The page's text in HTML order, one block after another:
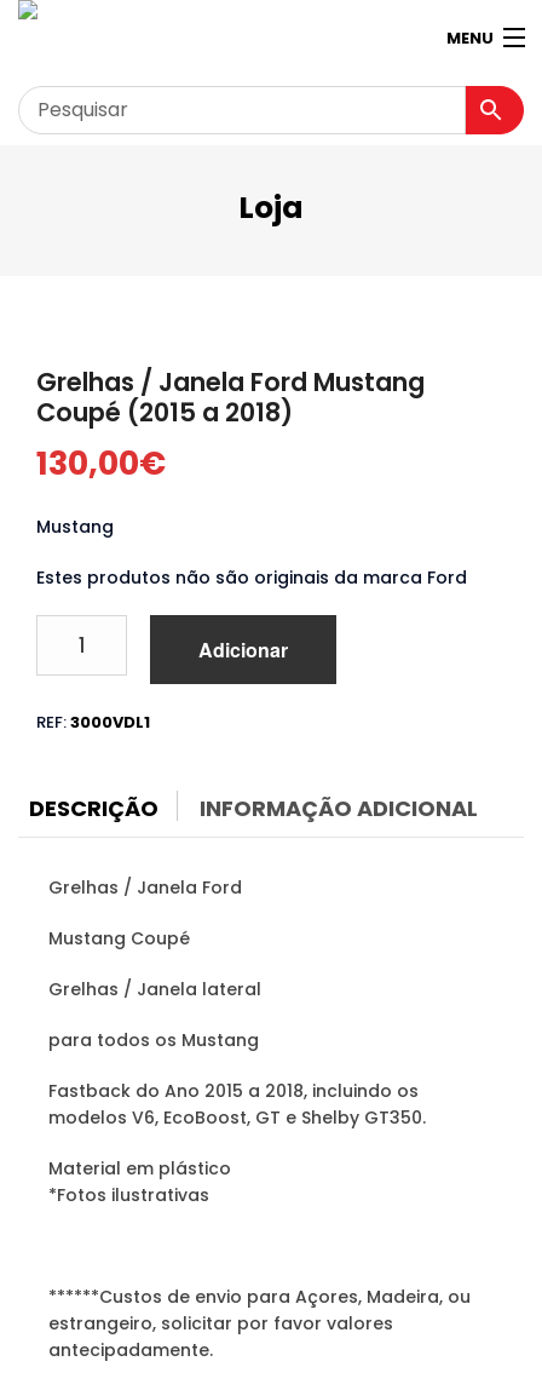
MENU
Garagem
Loja Virtual 360º
Loja
Grelhas / Janela Ford Mustang
Coupé (2015 a 2018)
130,00€
Mustang
Estes produtos não são originais da marca Ford
Grelhas
Janela
Coupé
2018)
Adicionar
REF:3000VDL1
DESCRIÇÃO INFORMAÇÃO ADICIONAL
Grelhas / Janela Ford
Mustang Coupé
Grelhas / Janela lateral
para todos os Mustang
Fastback do Ano 2015 a 2018, incluindo os
modelos V6, EcoBoost, GT e Shelby GT350.
Material em plástico
*Fotos ilustrativas
******Custos de envio para Açores, Madeira, ou
estrangeiro, solicitar por favor valores
antecipadamente.